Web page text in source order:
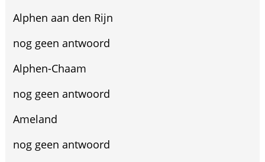
Alphen aan den Rijn
nog geen antwoord
Alphen-Chaam
nog geen antwoord
Ameland
nog geen antwoord